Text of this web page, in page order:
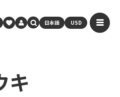
日本語 USD
キ